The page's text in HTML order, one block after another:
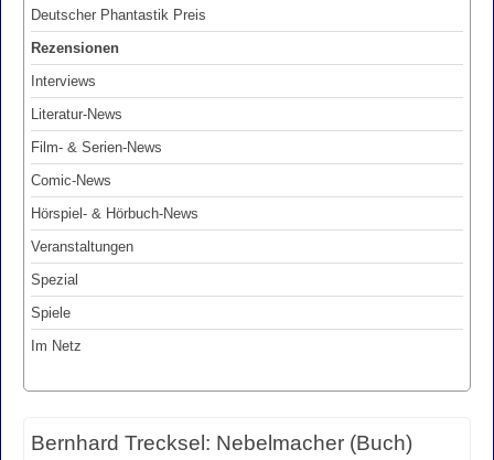
Deutscher Phantastik Preis
Rezensionen
Interviews
Literatur-News
Film- & Serien-News
Comic-News
Hörspiel- & Hörbuch-News
Veranstaltungen
Spezial
Spiele
Im Netz
Bernhard Trecksel: Nebelmacher (Buch)